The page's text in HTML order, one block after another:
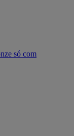
só com